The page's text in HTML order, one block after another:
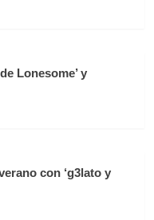
Lonesome’ y
con ‘g3lato y